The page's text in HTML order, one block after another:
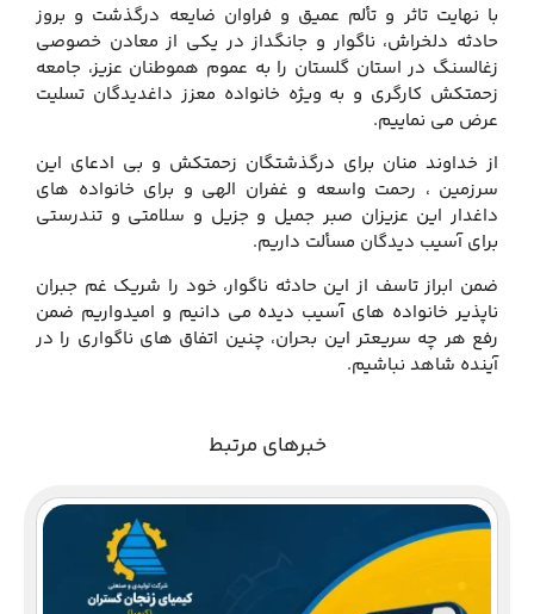
با نهایت تاثر و تألم عمیق و فراوان ضایعه درگذشت و بروز
حادثه دلخراش، ناگوار و جانگداز در یکی از معادن خصوصی
زغالسنگ در استان گلستان را به عموم هموطنان عزیز، جامعه
زحمتکش کارگری و به ویژه خانواده معزز داغدیدگان تسلیت
عرض می نماییم.
از خداوند منان برای درگذشتگان زحمتکش و بی ادعای این
سرزمین ، رحمت واسعه و غفران الهی و برای خانواده های
داغدار این عزیزان صبر جمیل و جزیل و سلامتی و تندرستی
برای آسیب دیدگان مسألت داریم.
ضمن ابراز تاسف از این حادثه ناگوار، خود را شریک غم جبران
ناپذیر خانواده های آسیب دیده می دانیم و امیدواریم ضمن
رفع هر چه سریعتر این بحران، چنین اتفاق های ناگواری را در
آینده شاهد نباشیم.
خبرهای مرتبط